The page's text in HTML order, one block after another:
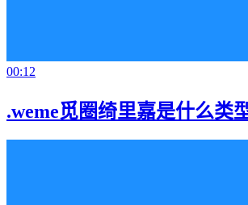
00:12
.weme觅圈绮里嘉是什么类